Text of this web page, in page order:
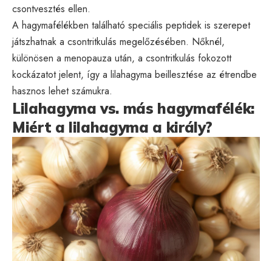
csontvesztés ellen.
A hagymafélékben található speciális peptidek is szerepet
játszhatnak a csontritkulás megelőzésében. Nőknél,
különösen a menopauza után, a csontritkulás fokozott
kockázatot jelent, így a lilahagyma beillesztése az étrendbe
hasznos lehet számukra.
Lilahagyma vs. más hagymafélék:
Miért a lilahagyma a király?